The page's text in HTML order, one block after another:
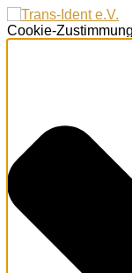
Cookie-